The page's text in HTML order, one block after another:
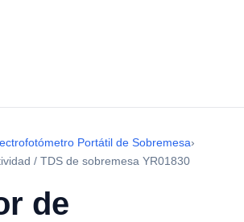
Portátil de Sobremesa›
/ TDS de sobremesa YR01830
de